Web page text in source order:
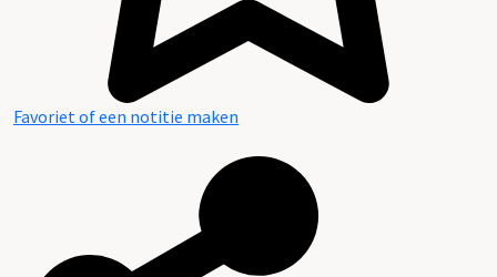
Favoriet of een notitie maken